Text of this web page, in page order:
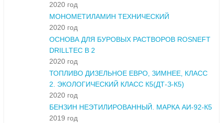
2020 год
МОНОМЕТИЛАМИН ТЕХНИЧЕСКИЙ
2020 год
ОСНОВА ДЛЯ БУРОВЫХ РАСТВОРОВ ROSNEFT
DRILLTEC B 2
2020 год
ТОПЛИВО ДИЗЕЛЬНОЕ ЕВРО, ЗИМНЕЕ, КЛАСС
2. ЭКОЛОГИЧЕСКИЙ КЛАСС К5(ДТ-З-К5)
2020 год
БЕНЗИН НЕЭТИЛИРОВАННЫЙ. МАРКА АИ-92-К5
2019 год